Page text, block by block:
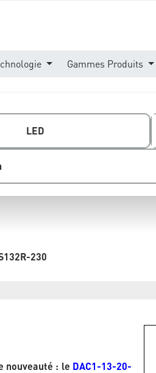
Gammes Produits
LED
230
nouveauté : le DAC1-13-20-